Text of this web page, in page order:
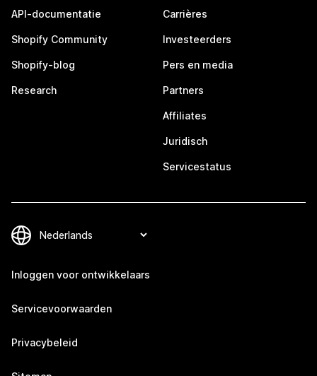
API-documentatie
Shopify Community
Shopify-blog
Research
Carrières
Investeerders
Pers en media
Partners
Affiliates
Juridisch
Servicestatus
Inloggen voor ontwikkelaars
Servicevoorwaarden
Privacybeleid